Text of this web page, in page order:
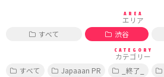
AREA
エリア
すべて
渋谷
CATEGORY
カテゴリー
すべて
Japaaan PR _終了_